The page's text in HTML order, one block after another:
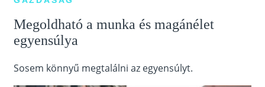
Megoldható a munka és magánélet
egyensúlya
Sosem könnyű megtalálni az egyensúlyt.